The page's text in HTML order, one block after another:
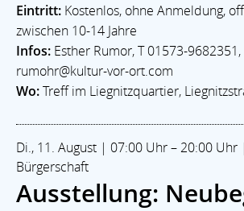
Eintritt: Kostenlos, ohne Anmeldung,
zwischen 10-14 Jahre
Infos: Esther Rumor, T 01573-9682351,
rumohr@kultur-vor-ort.com
Wo:Treff im Liegnitzquartier,
Di., 11. August | 07:00 Uhr – 20:00
Bürgerschaft
Ausstellung: